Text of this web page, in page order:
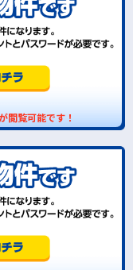
閲覧可能です！